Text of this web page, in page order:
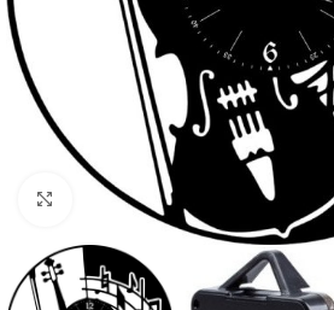
Нажмите, чтобы увеличить